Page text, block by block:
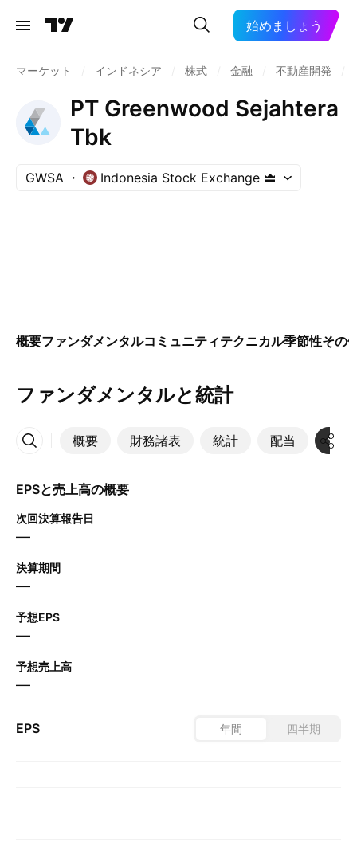
始めましょう
マーケット インドネシア 株式 金融 不動産開発
PT Greenwood Sejahtera
Tbk
GWSA Indonesia Stock Exchange
概要ファンダメンタルコミュニティテクニカル季節性その
ファンダメンタルと統計
概要 財務諸表 統計 配当 決算
その他
EPSと売上高の概要
次回決算報告日
—
決算期間
—
予想EPS
—
予想売上高
—
EPS 年間 四半期